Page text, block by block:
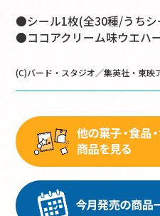
●シール1枚(全30種/うちシ
●ココアクリーム味ウエハ
(C)バード・スタジオ／集英社・東映